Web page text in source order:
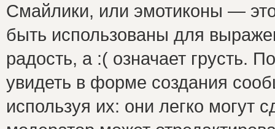
Смайлики, или эмотиконы —
быть использованы для
радость, а :( означает грусть.
увидеть в форме создания
используя их: они легко могут